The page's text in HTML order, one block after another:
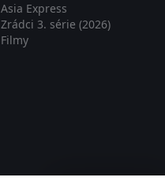
Asia Express
Zrádci 3. série (2026)
Filmy